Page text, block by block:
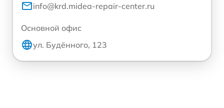
info@krd.midea-repair-center.ru
Основной офис
ул. Будённого, 123